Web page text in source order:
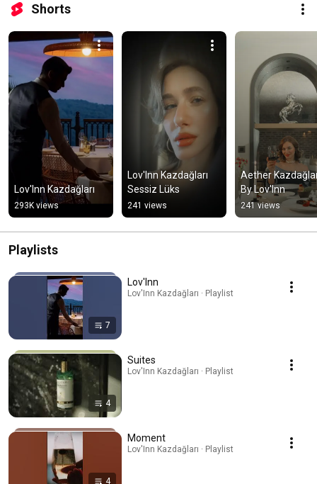
Shorts
Lov'Inn Kazdağları
293K views
Lov'Inn Kazdağları
Sessiz Lüks
241 views
Aether
By Lov'Inn
241 views
Playlists
7
Lov'Inn
Lov'Inn Kazdağları · Playlist
4
Suites
Lov'Inn Kazdağları · Playlist
4
Moment
Lov'Inn Kazdağları · Playlist